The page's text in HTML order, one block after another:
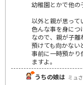
幼稚園とかで他
以外と親が思って
色んな事を身につ
なので、親が子離
預けても向かない
事前に一時預かり
ますよ。
うちの娘は ミュ